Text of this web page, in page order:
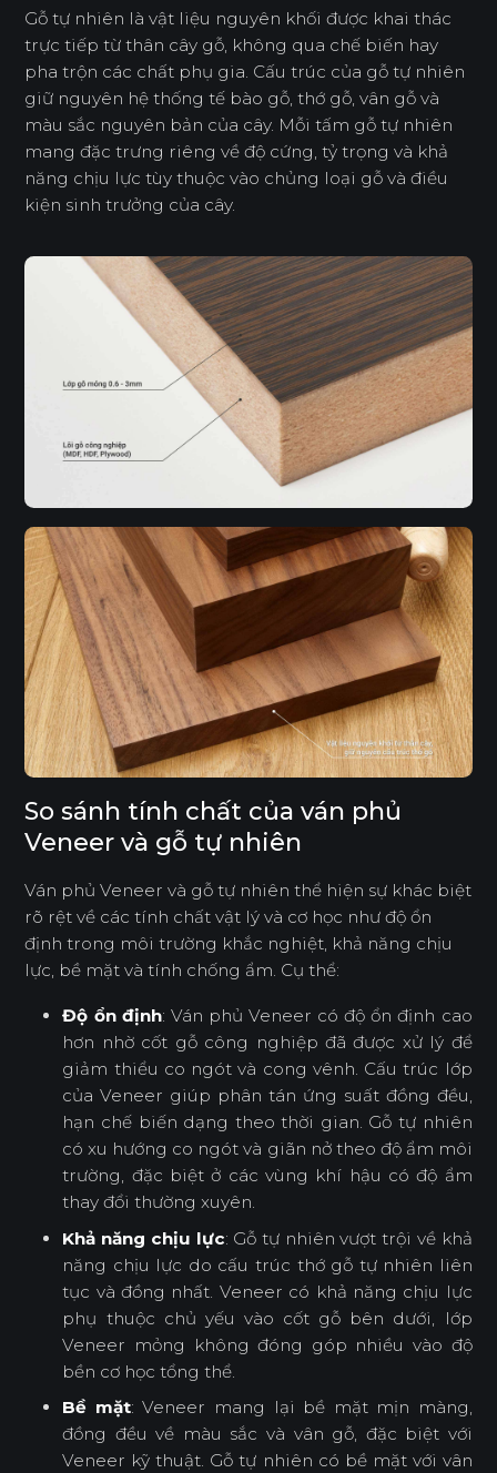
Gỗ tự nhiên là vật liệu nguyên khối được khai thác
trực tiếp từ thân cây gỗ, không qua chế biến hay
pha trộn các chất phụ gia. Cấu trúc của gỗ tự nhiên
giữ nguyên hệ thống tế bào gỗ, thớ gỗ, vân gỗ và
màu sắc nguyên bản của cây. Mỗi tấm gỗ tự nhiên
mang đặc trưng riêng về độ cứng, tỷ trọng và khả
năng chịu lực tùy thuộc vào chủng loại gỗ và điều
kiện sinh trưởng của cây.
So sánh tính chất của ván phủ
Veneer và gỗ tự nhiên
Ván phủ Veneer và gỗ tự nhiên thể hiện sự khác biệt
rõ rệt về các tính chất vật lý và cơ học như độ ổn
định trong môi trường khắc nghiệt, khả năng chịu
lực, bề mặt và tính chống ẩm. Cụ thể:
Độ ổn định: Ván phủ Veneer có độ ổn định cao
hơn nhờ cốt gỗ công nghiệp đã được xử lý để
giảm thiểu co ngót và cong vênh. Cấu trúc lớp
của Veneer giúp phân tán ứng suất đồng đều,
hạn chế biến dạng theo thời gian. Gỗ tự nhiên
có xu hướng co ngót và giãn nở theo độ ẩm môi
trường, đặc biệt ở các vùng khí hậu có độ ẩm
thay đổi thường xuyên.
Khả năng chịu lực: Gỗ tự nhiên vượt trội về khả
năng chịu lực do cấu trúc thớ gỗ tự nhiên liên
tục và đồng nhất. Veneer có khả năng chịu lực
phụ thuộc chủ yếu vào cốt gỗ bên dưới, lớp
Veneer mỏng không đóng góp nhiều vào độ
bền cơ học tổng thể.
Bề mặt: Veneer mang lại bề mặt mịn màng,
đồng đều về màu sắc và vân gỗ, đặc biệt với
Veneer kỹ thuật. Gỗ tự nhiên có bề mặt với vân